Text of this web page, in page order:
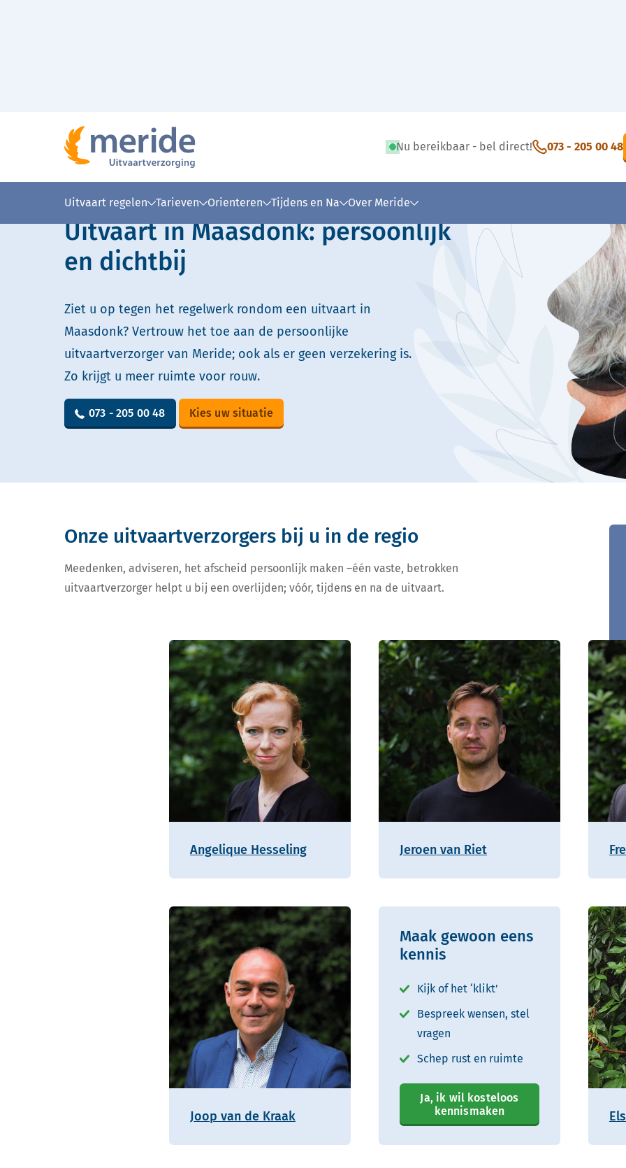
Nu bereikbaar - bel direct! 073 - 205 00 48
Uitvaart regelen Tarieven Orienteren Tijdens en Na Over Meride
Lees voor Uitleg woorden Simpele tekst
Uitvaart in Maasdonk: persoonlijk
en dichtbij
Ziet u op tegen het regelwerk rondom een uitvaart in
Maasdonk? Vertrouw het toe aan de persoonlijke
uitvaartverzorger van Meride; ook als er geen verzekering is.
Zo krijgt u meer ruimte voor rouw.
073 - 205 00 48 Kies uw situatie
Onze uitvaartverzorgers bij u in de regio
Meedenken, adviseren, het afscheid persoonlijk maken –één vaste, betrokken
uitvaartverzorger helpt u bij een overlijden; vóór, tijdens en na de uitvaart.
Angelique Hesseling Jeroen van Riet
Joop van de Kraak
Maak gewoon eens
kennis
Kijk of het ‘klikt’
Bespreek wensen, stel
vragen
Schep rust en ruimte
Ja, ik wil kosteloos
kennismaken